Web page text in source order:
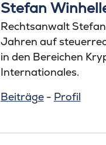
Stefan
Rechtsanwalt
Jahren auf
in den Bereichen
Internationales.
Beiträge- Profil